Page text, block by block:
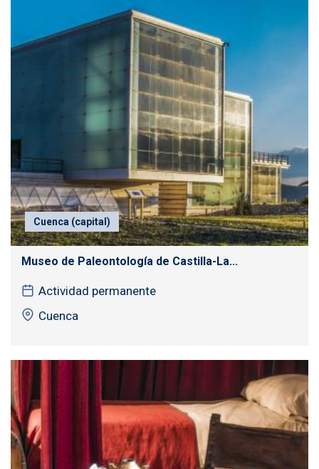
Cuenca (capital)
Museo de Paleontología de Castilla-La...
Actividad permanente
Cuenca